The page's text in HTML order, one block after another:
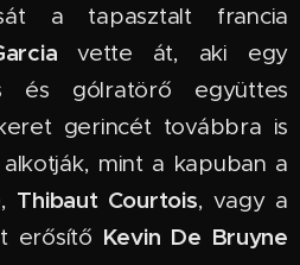
a tapasztalt francia
vette át, aki egy
és gólratörő együttes
gerincét továbbra is
mint a kapuban a
Thibaut Courtois, vagy a
erősítő Kevin De Bruyne